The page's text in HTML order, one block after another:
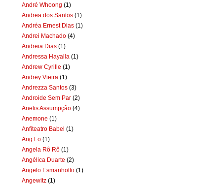
André Whoong (1)
Andrea dos Santos (1)
Andréa Ernest Dias (1)
Andrei Machado (4)
Andreia Dias (1)
Andressa Hayalla (1)
Andrew Cyrille (1)
Andrey Vieira (1)
Andrezza Santos (3)
Androide Sem Par (2)
Anelis Assumpção (4)
Anemone (1)
Anfiteatro Babel (1)
Ang Lo (1)
Angela Rô Rô (1)
Angélica Duarte (2)
Angelo Esmanhotto (1)
Angewitz (1)